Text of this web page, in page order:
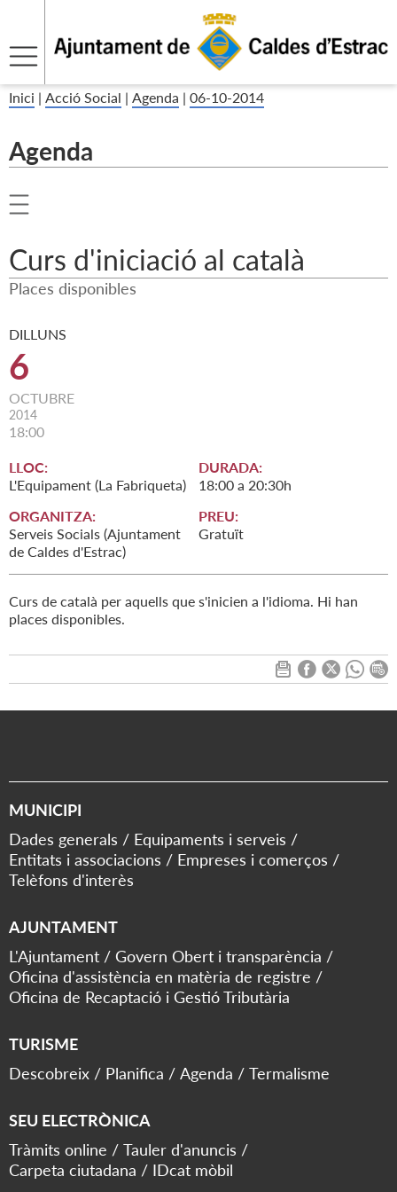
Inici | Acció Social | Agenda | 06-10-2014
Agenda
Curs d'iniciació al català
Places disponibles
DILLUNS
6
OCTUBRE
2014
18:00
LLOC:
L'Equipament (La Fabriqueta)
DURADA:
18:00 a 20:30h
ORGANITZA:
Serveis Socials (Ajuntament
de Caldes d'Estrac)
PREU:
Gratuït
Curs de català per aquells que s'inicien a l'idioma. Hi han
places disponibles.
MUNICIPI
Dades generals
Equipaments i serveis
Entitats i associacions
Empreses i comerços
Telèfons d'interès
AJUNTAMENT
L'Ajuntament
Govern Obert i transparència
Oficina d'assistència en matèria de registre
Oficina de Recaptació i Gestió Tributària
TURISME
Descobreix
Planifica Agenda Termalisme
SEU ELECTRÒNICA
Tràmits online
Tauler d'anuncis
Carpeta ciutadana
IDcat mòbil